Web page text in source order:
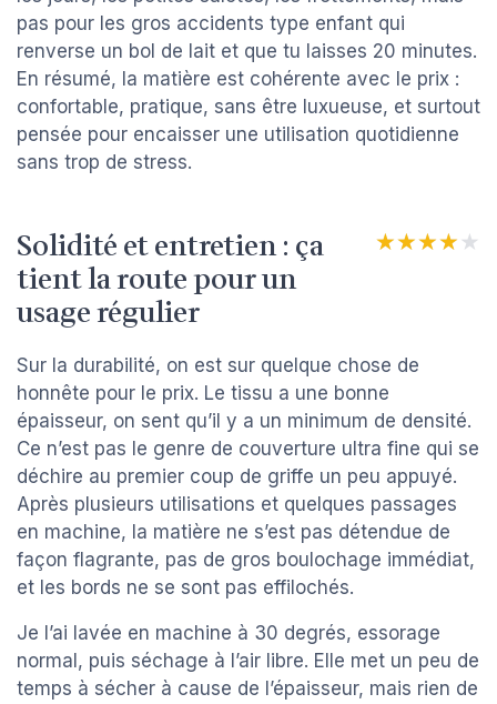
pas pour les gros accidents type enfant qui
renverse un bol de lait et que tu laisses 20 minutes.
En résumé, la matière est cohérente avec le prix :
confortable, pratique, sans être luxueuse, et surtout
pensée pour encaisser une utilisation quotidienne
sans trop de stress.
Solidité et entretien : ça
tient la route pour un
usage régulier
★★★★★
★★★★★
Sur la durabilité, on est sur quelque chose de
honnête pour le prix. Le tissu a une bonne
épaisseur, on sent qu’il y a un minimum de densité.
Ce n’est pas le genre de couverture ultra fine qui se
déchire au premier coup de griffe un peu appuyé.
Après plusieurs utilisations et quelques passages
en machine, la matière ne s’est pas détendue de
façon flagrante, pas de gros boulochage immédiat,
et les bords ne se sont pas effilochés.
Je l’ai lavée en machine à 30 degrés, essorage
normal, puis séchage à l’air libre. Elle met un peu de
temps à sécher à cause de l’épaisseur, mais rien de